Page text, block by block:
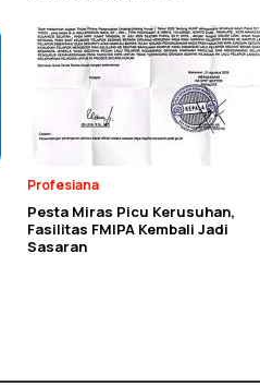
Profesiana
Pesta Miras Picu Kerusuhan,
Fasilitas FMIPA Kembali Jadi
Sasaran